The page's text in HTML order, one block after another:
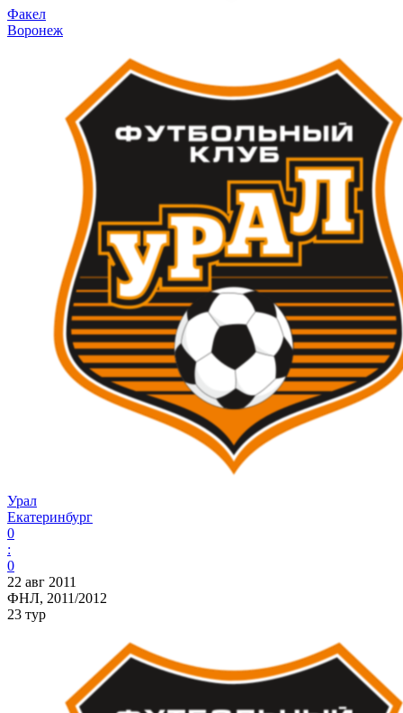
Факел
Воронеж
Урал
Екатеринбург
0
:
0
22 авг 2011
ФНЛ, 2011/2012
23 тур